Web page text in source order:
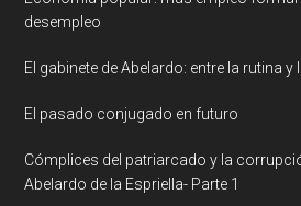
desempleo
El gabinete de Abelardo: entre la rutina y
El pasado conjugado en futuro
Cómplices del patriarcado y la
Abelardo de la Espriella- Parte 1